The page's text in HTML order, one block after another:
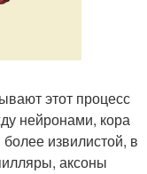
этот процесс
нейронами, кора
извилистой, в
аксоны